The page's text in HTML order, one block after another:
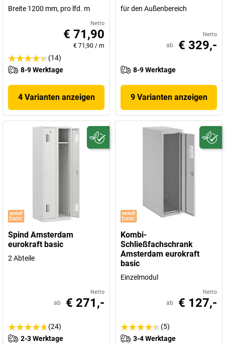
Breite 1200 mm, pro lfd. m
Netto
€ 71,90
€ 71,90 / m
(14)
8-9 Werktage
4 Varianten anzeigen
für den Außenbereich
Netto
ab € 329,-
8-9 Werktage
9 Varianten anzeigen
Spind Amsterdam
eurokraft basic
2 Abteile
Netto
ab € 271,-
(24)
2-3 Werktage
Kombi-
Schließfachschrank
Amsterdam eurokraft
basic
Einzelmodul
Netto
ab € 127,-
(5)
3-4 Werktage